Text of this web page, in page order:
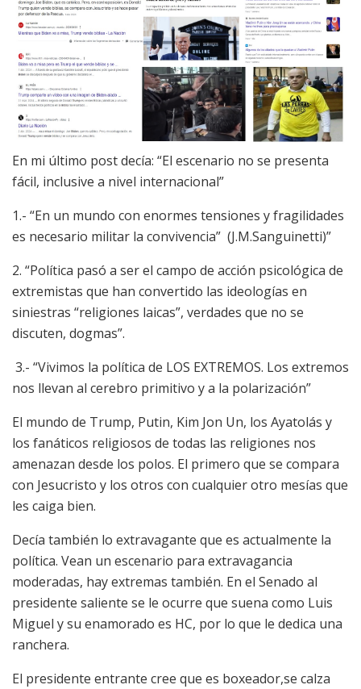
En mi último post decía: “El escenario no se presenta
fácil, inclusive a nivel internacional”
1.- “En un mundo con enormes tensiones y fragilidades
es necesario militar la convivencia” (J.M.Sanguinetti)”
2. “Política pasó a ser el campo de acción psicológica de
extremistas que han convertido las ideologías en
siniestras “religiones laicas”, verdades que no se
discuten, dogmas”.
3.- “Vivimos la política de LOS EXTREMOS. Los extremos
nos llevan al cerebro primitivo y a la polarización”
El mundo de Trump, Putin, Kim Jon Un, los Ayatolás y
los fanáticos religiosos de todas las religiones nos
amenazan desde los polos. El primero que se compara
con Jesucristo y los otros con cualquier otro mesías que
les caiga bien.
Decía también lo extravagante que es actualmente la
política. Vean un escenario para extravagancia
moderadas, hay extremas también. En el Senado al
presidente saliente se le ocurre que suena como Luis
Miguel y su enamorado es HC, por lo que le dedica una
ranchera.
El presidente entrante cree que es boxeador,se calza